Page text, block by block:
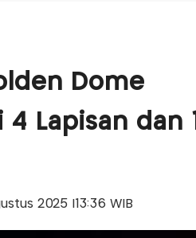
Dome
Lapisan dan
2025 |13:36 WIB